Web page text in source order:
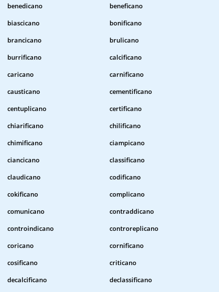
benedicano
beneficano
biascicano
bonificano
brancicano
brulicano
burrificano
calcificano
caricano
carnificano
causticano
cementificano
centuplicano
certificano
chiarificano
chilificano
chimificano
ciampicano
ciancicano
classificano
claudicano
codificano
cokificano
complicano
comunicano
contraddicano
controindicano
controreplicano
coricano
cornificano
cosificano
criticano
decalcificano
declassificano